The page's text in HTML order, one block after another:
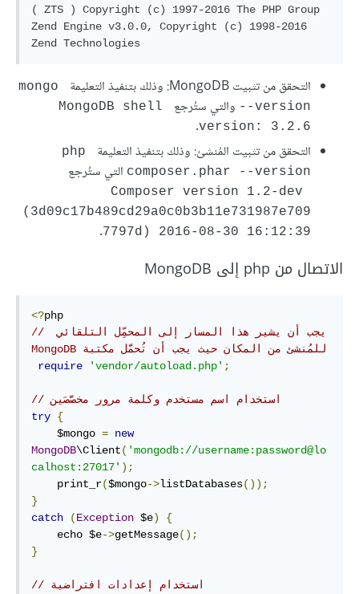
( ZTS ) Copyright (c) 1997-2016 The PHP Group
Zend Engine v3.0.0, Copyright (c) 1998-2016
التحقق من تثبيت MongoDB: وذلك بتنفيذ التعليمة
mongo
--version والتي ستُرجع
MongoDB shell
version: 3.2.6
.
التحقق من تثبيت المُنشئ: وذلك بتنفيذ التعليمة
php
composer.phar --version التي ستُرجع
Composer version 1.2-dev
(3d09c17b489cd29a0c0b3b11e731987e709
7797d) 2016-08-30 16:12:39
.
الاتصال من php إلى MongoDB
<?
// ‫يجب أن يشير هذا المسار إلى المحمِّل التلقائي
require
'vendor/autoload.php' ;
// استخدام اسم مستخدم وكلمة مرور مخصَّصَين
try {
    $mongo
= new
MongoDB\Client( 'mongodb://username:password@lo
calhost:27017' );
    print_r
($mongo->listDatabases());
}
catch
(Exception $e)
{
    echo $e
->getMessage();
}
// استخدام إعدادات افتراضية